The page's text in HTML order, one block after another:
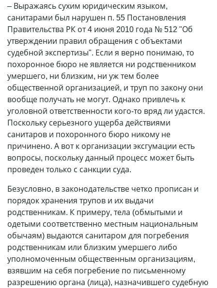
– Выражаясь сухим юридическим языком,
санитарами был нарушен п. 55 Постановления
Правительства РК от 4 июня 2010 года № 512 "Об
утверждении правил обращения с объектами
судебной экспертизы". Если я верно понимаю, то
похоронное бюро не является ни родственником
умершего, ни близким, ни уж тем более
общественной организацией, и труп по закону они
вообще получать не могут. Однако привлечь к
уголовной ответственности кого-то вряд ли удастся.
Поскольку серьезного ущерба действиями
санитаров и похоронного бюро никому не
причинено. А вот к организации эксгумации есть
вопросы, поскольку данный процесс может быть
проведен только с санкции суда.
Безусловно, в законодательстве четко прописан и
порядок хранения трупов и их выдачи
родственникам. К примеру, тела (обмытыми и
одетыми соответственно местным национальным
обычаям) выдаются санитаром для погребения
родственникам или близким умершего либо
уполномоченным общественным организациям,
взявшим на себя погребение по письменному
разрешению органа (лица), назначившего судебную